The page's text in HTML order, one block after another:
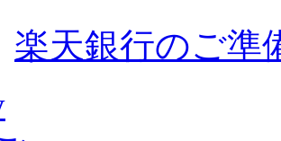
楽天銀行のご準